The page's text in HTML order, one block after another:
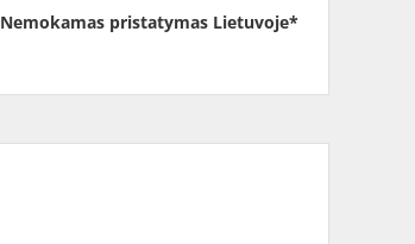
Nemokamas pristatymas Lietuvoje*